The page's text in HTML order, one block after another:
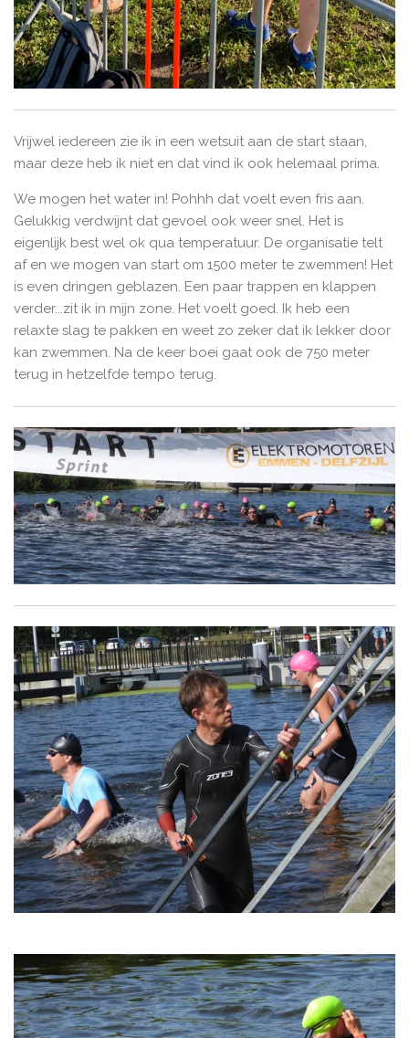
Vrijwel iedereen zie ik in een wetsuit aan de start staan,
maar deze heb ik niet en dat vind ik ook helemaal prima.
We mogen het water in! Pohhh dat voelt even fris aan.
Gelukkig verdwijnt dat gevoel ook weer snel. Het is
eigenlijk best wel ok qua temperatuur. De organisatie telt
af en we mogen van start om 1500 meter te zwemmen! Het
is even dringen geblazen. Een paar trappen en klappen
verder...zit ik in mijn zone. Het voelt goed. Ik heb een
relaxte slag te pakken en weet zo zeker dat ik lekker door
kan zwemmen. Na de keer boei gaat ook de 750 meter
terug in hetzelfde tempo terug.